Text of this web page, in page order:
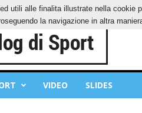
VIDEO SLIDES
alle finalita illustrate nella
la navigazione in altra